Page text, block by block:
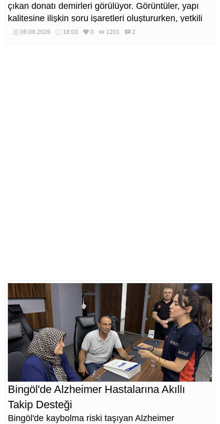
çıkan donatı demirleri görülüyor. Görüntüler, yapı
kalitesine ilişkin soru işaretleri oluştururken, yetkili
kurumların teknik inceleme yapması çağrısı yapıldı.
06.08.2026 18:03 0 1201 2
Bingöl'de Alzheimer Hastalarına Akıllı
Takip Desteği
Bingöl'de kaybolma riski taşıyan Alzheimer